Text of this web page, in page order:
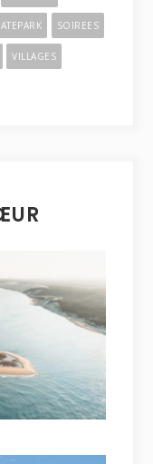
SOIREES
VILLAGES